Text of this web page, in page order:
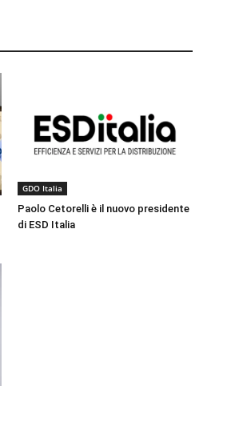
GDO Italia
Paolo Cetorelli è il nuovo presidente
di ESD Italia